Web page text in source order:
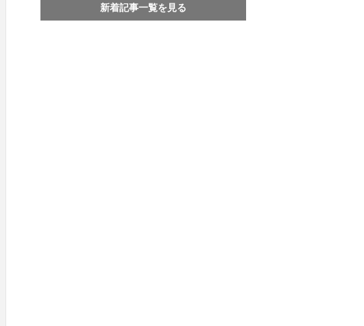
新着記事一覧を見る